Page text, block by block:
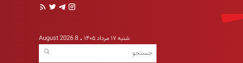
شنبه ۱۷ مرداد ۱۴۰۵ 8 August 2026